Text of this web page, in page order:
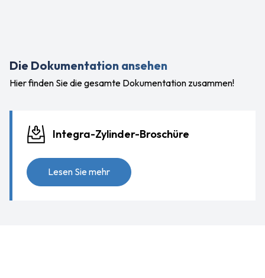
Die Dokumentation ansehen
Hier finden Sie die gesamte Dokumentation zusammen!
Integra-Zylinder-Broschüre
Lesen Sie mehr